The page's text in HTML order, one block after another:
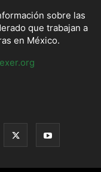
sobre las
que trabajan a
en México.